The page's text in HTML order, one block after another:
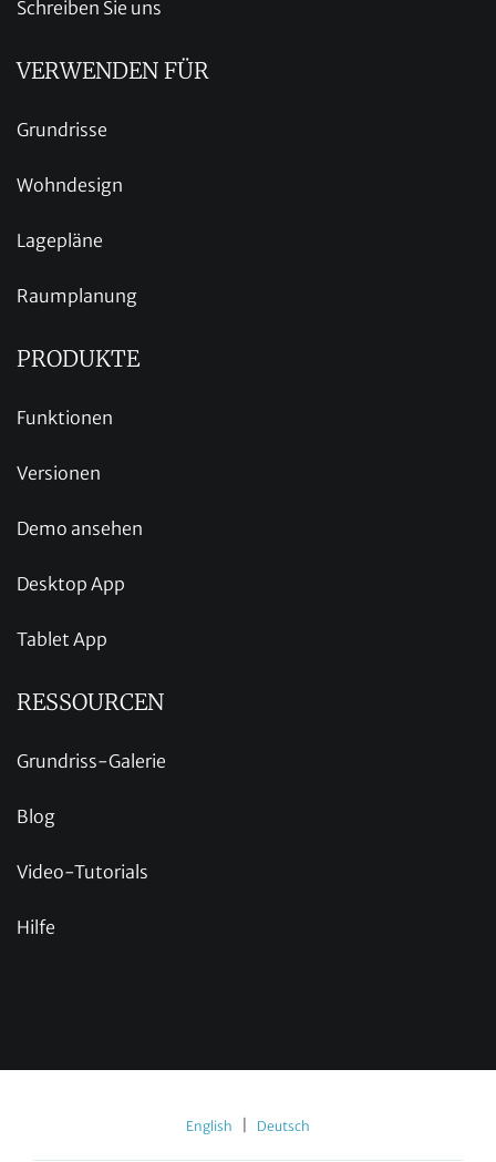
Schreiben Sie uns
VERWENDEN FÜR
Grundrisse
Wohndesign
Lagepläne
Raumplanung
PRODUKTE
Funktionen
Versionen
Demo ansehen
Desktop App
Tablet App
RESSOURCEN
Grundriss-Galerie
Blog
Video-Tutorials
Hilfe
English Deutsch